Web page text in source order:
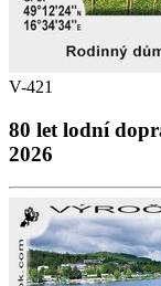
V-421
80 let lodní
2026